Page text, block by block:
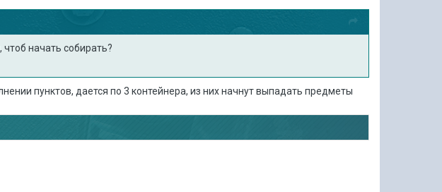
начать собирать?
пунктов, дается по 3 контейнера, из них начнут выпадать предметы